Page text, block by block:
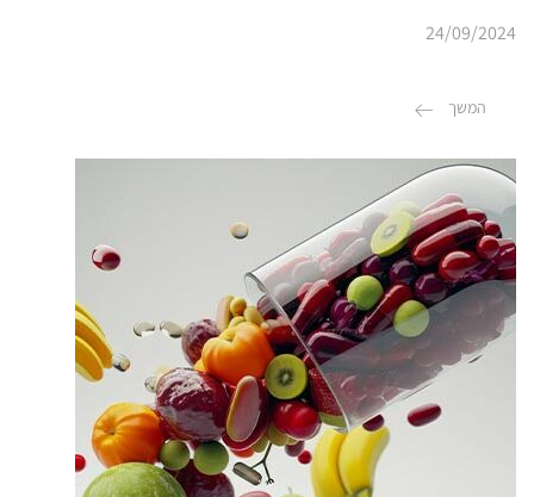
24/09/2024
המשך